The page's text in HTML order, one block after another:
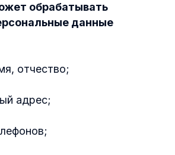
обрабатывать
данные
отчество;
адрес;